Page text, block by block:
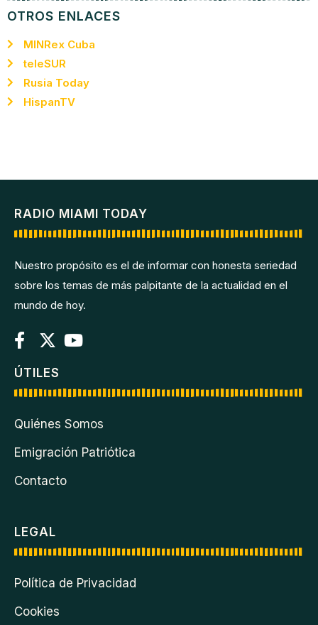
OTROS ENLACES
MINRex Cuba
teleSUR
Rusia Today
HispanTV
RADIO MIAMI TODAY
Nuestro propósito es el de informar con honesta seriedad
sobre los temas de más palpitante de la actualidad en el
mundo de hoy.
ÚTILES
Quiénes Somos
Emigración Patriótica
Contacto
LEGAL
Política de Privacidad
Cookies